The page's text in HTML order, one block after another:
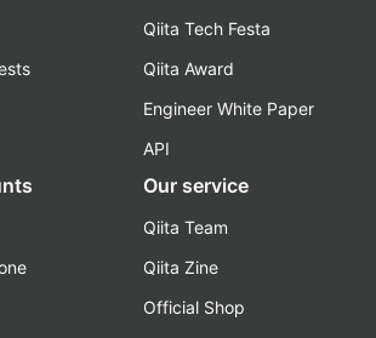
Qiita Tech Festa
Qiita Award
Engineer White Paper
API
Our service
Qiita Team
Qiita Zine
Official Shop